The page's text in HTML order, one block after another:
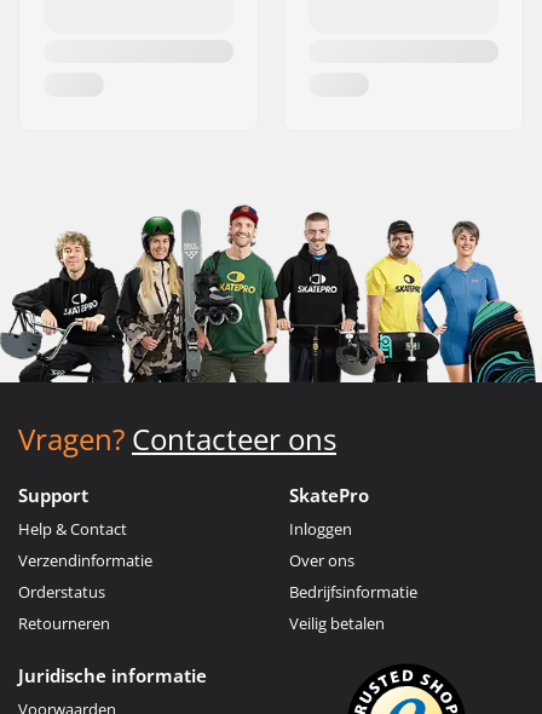
Vragen? Contacteer ons
Support
Help & Contact
Verzendinformatie
Orderstatus
Retourneren
SkatePro
Inloggen
Over ons
Bedrijfsinformatie
Veilig betalen
Juridische informatie
Voorwaarden